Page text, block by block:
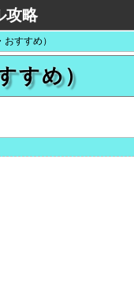
攻略
すすめ）
すめ）